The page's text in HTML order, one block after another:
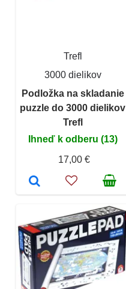
Trefl
3000 dielikov
Podložka na skladanie
puzzle do 3000 dielikov
Trefl
Ihneď k odberu (13)
17,00 €